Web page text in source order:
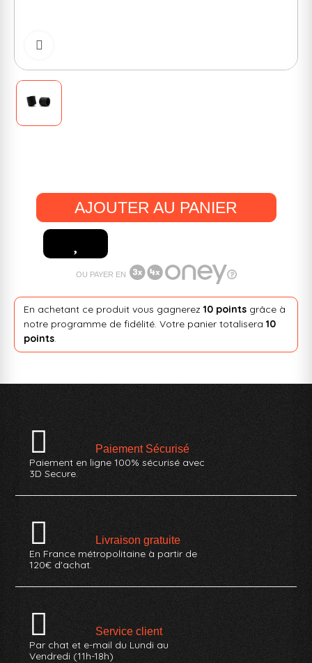
AJOUTER AU PANIER
OU PAYER EN
En achetant ce produit vous gagnerez 10 pointsgrâce à
notre programme de fidélité. Votre panier totalisera 10
points.
Paiement Sécurisé
Paiement en ligne 100% sécurisé avec
3D Secure.
Livraison gratuite
En France métropolitaine à partir de
120€ d'achat.
Service client
Par chat et e-mail du Lundi au
Vendredi (11h-18h)